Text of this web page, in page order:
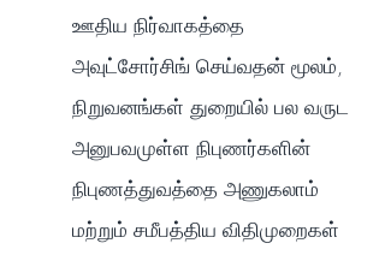
ஊதிய நிர்வாகத்தை
அவுட்சோர்சிங் செய்வதன் மூலம்,
நிறுவனங்கள் துறையில் பல வருட
அனுபவமுள்ள நிபுணர்களின்
நிபுணத்துவத்தை அணுகலாம்
மற்றும் சமீபத்திய விதிமுறைகள்